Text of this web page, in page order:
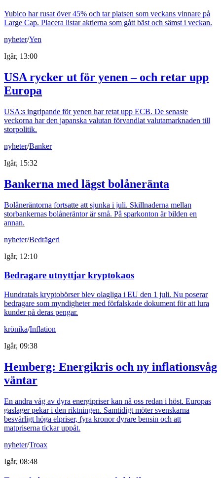
Yubico har rusat över 45% och tar platsen som veckans vinnare på
Large Cap. Placera listar aktierna som gått bäst och sämst i veckan.
nyheter/Yen
Igår, 13:00
USA rycker ut för yenen – och retar upp
Europa
USA:s ingripande för yenen har retat upp ECB. De senaste
veckorna har den japanska valutan förvandlat valutamarknaden till
storpolitik.
nyheter/Banker
Igår, 15:32
Bankerna med lägst bolåneränta
Bolåneräntorna fortsatte att sjunka i juli. Skillnaderna mellan
storbankernas bolåneräntor är små. På sparkonton är bilden en
annan.
nyheter/Bedrägeri
Igår, 12:10
Bedragare utnyttjar kryptokaos
Hundratals kryptobörser blev olagliga i EU den 1 juli. Nu poserar
bedragare som myndigheter med förfalskade dokument för att lura
kunder på deras pengar.
krönika/Inflation
Igår, 09:38
Hemberg: Energikris och ny inflationsvåg
väntar
En andra våg av dyra energipriser kan nå oss redan i höst. Europas
gaslager pekar i den riktningen. Samtidigt möter svenskarna
besvärligt höga elpriser, fyra kronor dyrare bensin och att
matpriserna tickar uppåt.
nyheter/Troax
Igår, 08:48